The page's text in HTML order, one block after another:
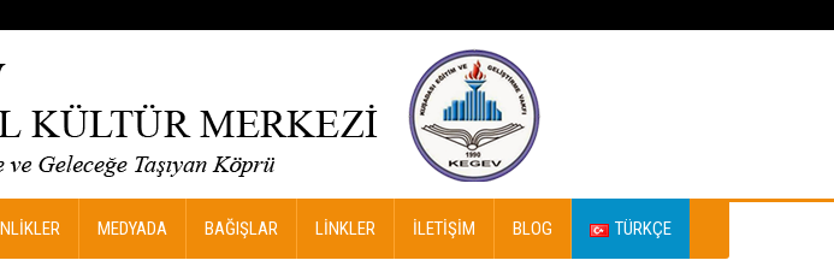
MEDYADA BAĞIŞLAR LINKLER İLETIŞIM BLOG TÜRKÇE